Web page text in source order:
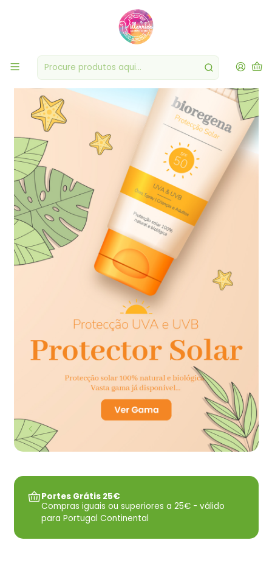
Portes Grátis 25€
Compras iguais ou superiores a 25€ - válido
para Portugal Continental